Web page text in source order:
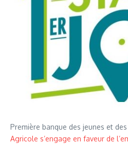
Première banque des jeunes et
Agricole s’engage en faveur de